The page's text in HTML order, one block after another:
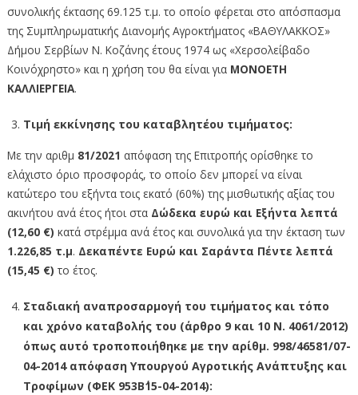
συνολικής έκτασης 69.125 τ.μ. το οποίο φέρεται στο απόσπασμα
της Συμπληρωματικής Διανομής Αγροκτήματος «ΒΑΘΥΛΑΚΚΟΣ»
Δήμου Σερβίων Ν. Κοζάνης έτους 1974 ως «Χερσολείβαδο
Κοινόχρηστο» και η χρήση του θα είναι για ΜΟΝΟΕΤΗ
ΚΑΛΛΙΕΡΓΕΙΑ.
Τιμή εκκίνησης του καταβλητέου τιμήματος:
Με την αριθμ 81/2021 απόφαση της Επιτροπής ορίσθηκε το
ελάχιστο όριο προσφοράς, το οποίο δεν μπορεί να είναι
κατώτερο του εξήντα τοις εκατό (60%) της μισθωτικής αξίας του
ακινήτου ανά έτος ήτοι στα Δώδεκα ευρώ και Εξήντα λεπτά
(12,60€) κατά στρέμμα ανά έτος και συνολικά για την έκταση των
1.226,85 τ.μ. Δεκαπέντε Ευρώ και Σαράντα Πέντε λεπτά
(15,45 €) το έτος.
Σταδιακή αναπροσαρμογή του τιμήματος και τόπο
και χρόνο καταβολής του (άρθρο 9 και 10 Ν. 4061/2012)
όπως αυτό τροποποιήθηκε με την αρίθμ. 998/46581/07-
04-2014 απόφαση Υπουργού Αγροτικής Ανάπτυξης και
Τροφίμων (ΦΕΚ 953Β΄15-04-2014):